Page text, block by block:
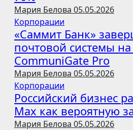
Мария Белова 05.05.2026
Корпорации
«Саммит Банк»
почтовой системы
CommuniGate Pro
Мария Белова 05.05.2026
Корпорации
Российский бизнес
Max как вероятную
Мария Белова 05.05.2026